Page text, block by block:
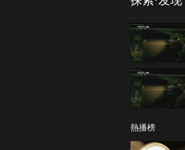
熱播榜